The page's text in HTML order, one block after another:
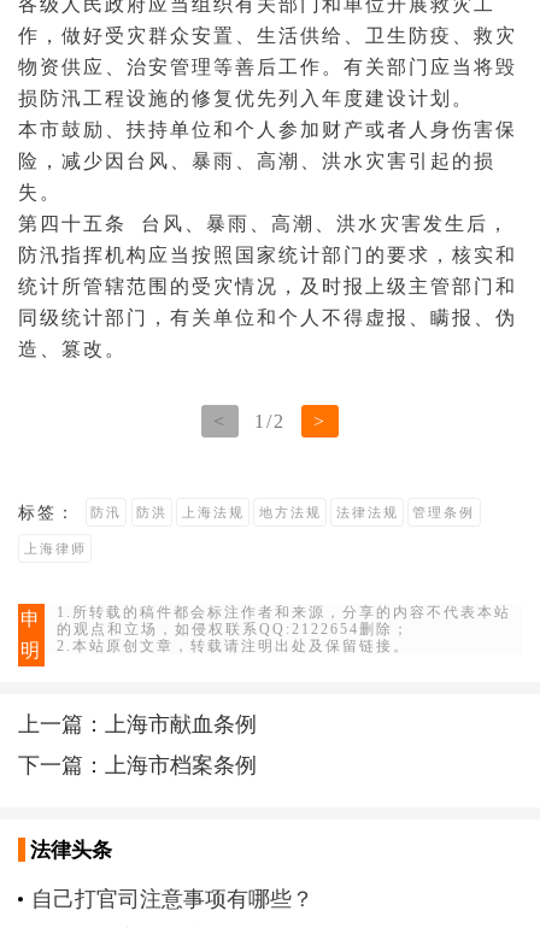
作，做好受灾群众安置、生活供给、卫生防疫、救灾
物资供应、治安管理等善后工作。有关部门应当将毁
损防汛工程设施的修复优先列入年度建设计划。
本市鼓励、扶持单位和个人参加财产或者人身伤害保
险，减少因台风、暴雨、高潮、洪水灾害引起的损
失。
第四十五条 台风、暴雨、高潮、洪水灾害发生后，
防汛指挥机构应当按照国家统计部门的要求，核实和
统计所管辖范围的受灾情况，及时报上级主管部门和
同级统计部门，有关单位和个人不得虚报、瞒报、伪
造、篡改。
< 1 /2 >
标签： 防汛 防洪 上海法规 地方法规 法律法规 管理条例
上海律师
申
明
1.所转载的稿件都会标注作者和来源，分享的内容不代表本站
的观点和立场，如侵权联系QQ:2122654删除；
2.本站原创文章，转载请注明出处及保留链接。
上一篇：上海市献血条例
下一篇：上海市档案条例
法律头条
自己打官司注意事项有哪些？